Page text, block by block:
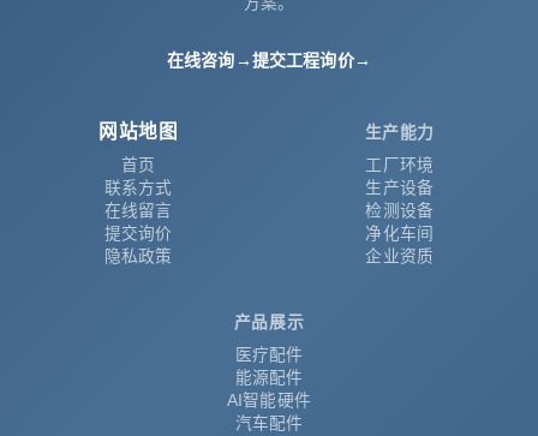
在线咨询→提交工程询价→
网站地图
首页
联系方式
在线留言
提交询价
隐私政策
生产能力
工厂环境
生产设备
检测设备
净化车间
企业资质
产品展示
医疗配件
能源配件
AI智能硬件
汽车配件